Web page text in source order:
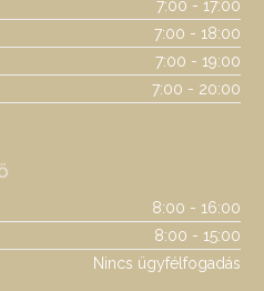
7:00 - 17:00
7:00 - 18:00
7:00 - 19:00
7:00 - 20:00
8:00 - 16:00
8:00 - 15:00
Nincs ügyfélfogadás